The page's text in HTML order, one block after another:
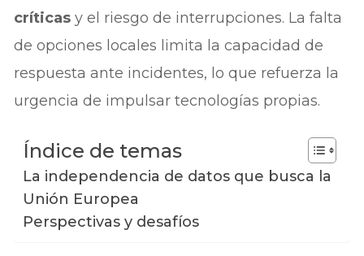
críticas y el riesgo de interrupciones. La falta
de opciones locales limita la capacidad de
respuesta ante incidentes, lo que refuerza la
urgencia de impulsar tecnologías propias.
Índice de temas
La independencia de datos que busca la
Unión Europea
Perspectivas y desafíos